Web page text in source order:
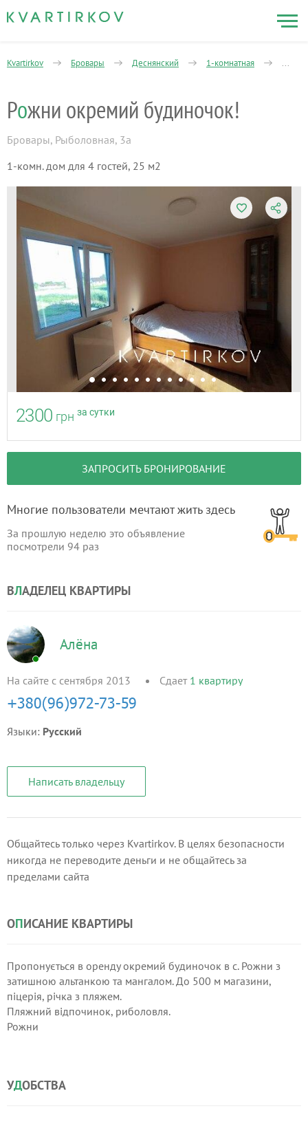
Kvartirkov Бровары Деснянский 1-комнатная
Рожни окремий будиночок!
Бровары, Рыболовная, 3а
1-комн. дом для 4 гостей, 25 м2
2300 грн за сутки
ЗАПРОСИТЬ БРОНИРОВАНИЕ
Многие пользователи мечтают жить здесь
За прошлую неделю это объявление
посмотрели 94 раз
ВЛАДЕЛЕЦ КВАРТИРЫ
Алёна
На сайте с сентября 2013 Сдает 1 квартиру
Языки: Русский
Написать владельцу
Общайтесь только через Kvartirkov. В целях безопасности
никогда не переводите деньги и не общайтесь за
пределами сайта
ОПИСАНИЕ КВАРТИРЫ
Пропонується в оренду окремий будиночок в с. Рожни з
затишною альтанкою та мангалом. До 500 м магазини,
піцерія, річка з пляжем.
Пляжний відпочинок, риболовля.
Рожни
УДОБСТВА